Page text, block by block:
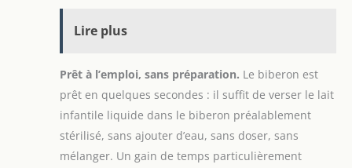
Lire plus
Prêt à l’emploi, sans préparation. Le biberon est
prêt en quelques secondes : il suffit de verser le lait
infantile liquide dans le biberon préalablement
stérilisé, sans ajouter d’eau, sans doser, sans
mélanger. Un gain de temps particulièrement